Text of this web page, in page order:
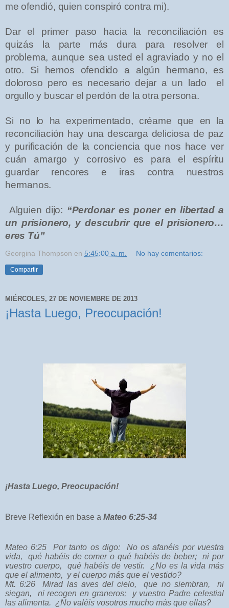
me ofendió, quien conspiró contra mi).
Dar el primer paso hacia la reconciliación es
quizás la parte más dura para resolver el
problema, aunque sea usted el agraviado y no el
otro. Si hemos ofendido a algún hermano, es
doloroso pero es necesario dejar a un lado
el
orgullo y buscar el perdón de la otra persona.
Si no lo ha experimentado, créame que en la
reconciliación hay una descarga deliciosa de paz
y purificación de la conciencia que nos hace ver
cuán amargo y corrosivo es para el espíritu
guardar rencores e iras contra nuestros
hermanos.
Alguien dijo: “Perdonar es poner en libertad a
un prisionero, y descubrir que el prisionero…
eres Tú”
Georgina Thompson en 5:45:00 a. m. No hay comentarios:
Compartir
MIÉRCOLES, 27 DE NOVIEMBRE DE 2013
¡Hasta Luego, Preocupación!
¡Hasta Luego, Preocupación!
Breve Reflexión en base a Mateo 6:25-34
Mateo 6:25 Por tanto os digo:
No os afanéis por vuestra
vida,
qué habéis de comer o qué habéis de beber;
ni por
vuestro cuerpo,
qué habéis de vestir.
¿No es la vida más
que el alimento, y el cuerpo más que el vestido?
Mt. 6:26
Mirad las aves del cielo, que no siembran,
ni
siegan,
ni recogen en graneros;
y vuestro Padre celestial
las alimenta. ¿No valéis vosotros mucho más que ellas?